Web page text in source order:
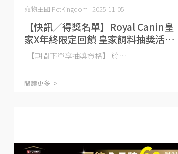
【快訊／得獎名單】Royal Canin皇
家X年終限定回饋 皇家飼料抽獎活動
說明
寵物王國 PetKingdom | 2025-11-05
【期間下單享抽獎資格】 於⋯
閱讀更多 ->